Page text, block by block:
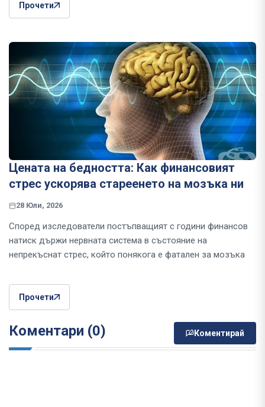
Прочети
Цената на бедността: Как финансовият
стрес ускорява стареенето на мозъка ни
28 Юли, 2026
Според изследователи постъпващият с години финансов
натиск държи нервната система в състояние на
непрекъснат стрес, който понякога е фатален за мозъка
Прочети
Коментари (0) Коментирай